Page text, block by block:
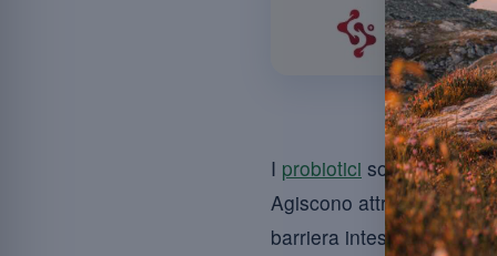
I
I probiotici sono
Agiscono attraverso sei
barriera intestinale,